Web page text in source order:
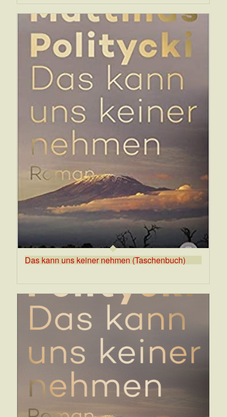
Das kann uns keiner nehmen (Taschenbuch)